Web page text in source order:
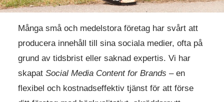
Många små och medelstora företag har svårt att
producera innehåll till sina sociala medier, ofta på
grund av tidsbrist eller saknad expertis. Vi har
skapat Social Media Content for Brands – en
flexibel och kostnadseffektiv tjänst för att förse